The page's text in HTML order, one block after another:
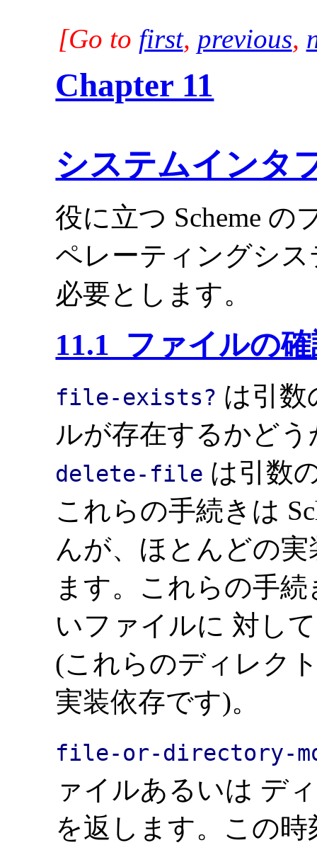
[Go to first, previous,
Chapter 11
システムインタ
役に立つ Scheme
ペレーティングシ
必要とします。
11.1 ファイルの
file-exists? は引数
ルが存在するかど
delete-file は引数
これらの手続きは
んが、ほとんどの
ます。これらの手
いファイルに 対し
(これらのディレク
実装依存です)。
file-or-directory-
ァイルあるいは デ
を返します。この時